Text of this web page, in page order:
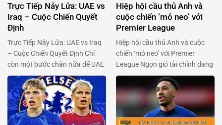
Trực Tiếp Nảy Lửa: UAE vs
Iraq – Cuộc Chiến Quyết
Định
Trực Tiếp Nảy Lửa: UAE vs Iraq
– Cuộc Chiến Quyết Định Chỉ
còn một bước chân nữa để UAE
và Iraq chạm tay vào giấc mơ
World Cup đang chờ đợi phía
trước. Hai đội bóng đầy khao
khát này sẽ đụng độ nhau trong
trận chiến không khoan nhượng
Hiệp hội cầu thủ Anh và
cuộc chiến ‘mỏ neo’ với
Premier League
Hiệp hội cầu thủ Anh và cuộc
chiến ‘mỏ neo’ với Premier
League Ngọn gió tài chính đang
thổi mạnh qua Premier League,
khi Hiệp hội cầu thủ chuyên
nghiệp Anh (PFA) sẵn sàng ‘xắn
tay áo’ đối đầu với ban tổ chức
giải đấu. Trong bối cảnh Premier